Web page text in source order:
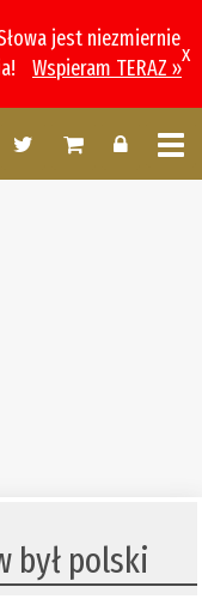
jest niezmiernie
Wspieram TERAZ »
x
był polski